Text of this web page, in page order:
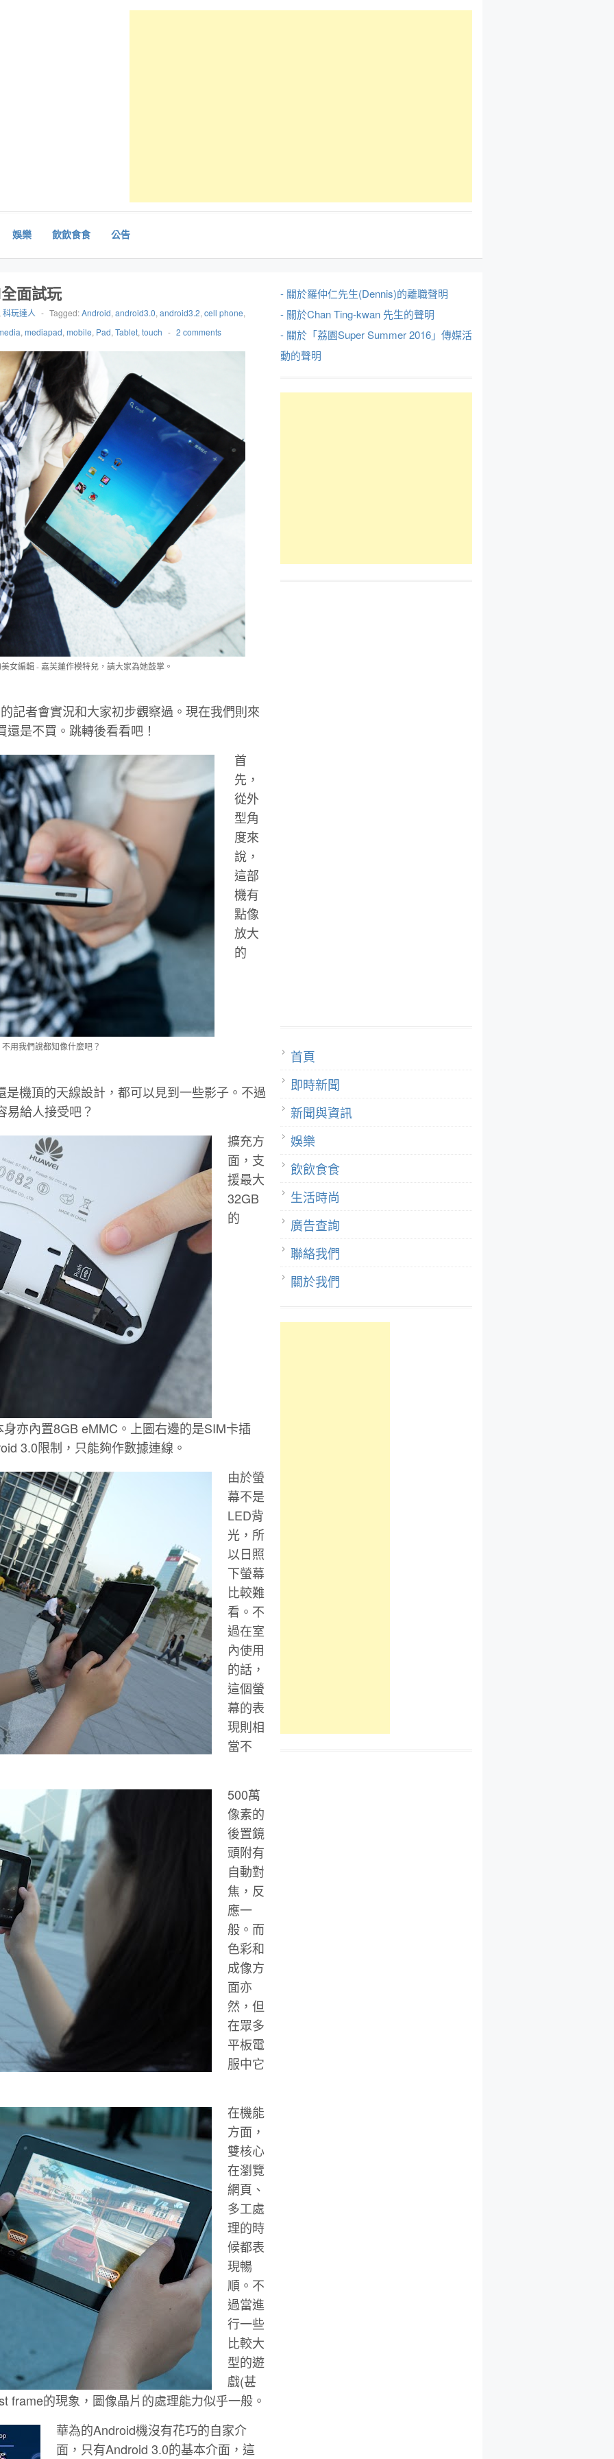
娛樂 飲飲食食 公告
面試玩
科玩達人 - Tagged:Android, android3.0, android3.2, cell phone,
, mediapad, mobile, Pad, Tablet, touch - 2 comments
女編輯 - 嘉芙蓮作模特兒，請大家為她鼓掌。
記者會實況和大家初步觀察過。現在我們則來
是不買。跳轉後看看吧！
用我們說都知像什麼吧？
首
先，
從外
型角
度來
說，
這部
機有
點像
放大
的
機頂的天線設計，都可以見到一些影子。不過
易給人接受吧？
擴充方
面，支
援最大
32GB
的
亦內置8GB eMMC。上圖右邊的是SIM卡插
3.0限制，只能夠作數據連線。
由於螢
幕不是
LED背
光，所
以日照
下螢幕
比較難
看。不
過在室
內使用
的話，
這個螢
幕的表
現則相
當不
500萬
像素的
後置鏡
頭附有
自動對
焦，反
應一
般。而
色彩和
成像方
面亦
然，但
在眾多
平板電
服中它
在機能
方面，
雙核心
在瀏覽
網頁、
多工處
理的時
候都表
現暢
順。不
過當進
行一些
比較大
型的遊
戲(甚
frame的現象，圖像晶片的處理能力似乎一般。
華為的Android機沒有花巧的自家介
面，只有Android 3.0的基本介面，這
- 關於羅仲仁先生(Dennis)的離職聲明
- 關於Chan Ting-kwan 先生的聲明
- 關於「荔園Super Summer 2016」傳媒活
動的聲明
首頁
即時新聞
新聞與資訊
娛樂
飲飲食食
生活時尚
廣告查詢
聯絡我們
關於我們